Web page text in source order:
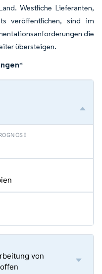
Westliche Lieferanten,
veröffentlichen, sind im
die
übersteigen.
*
von